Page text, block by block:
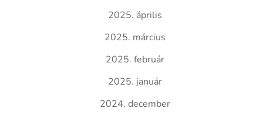
2025. április
2025. március
2025. február
2025. január
2024. december